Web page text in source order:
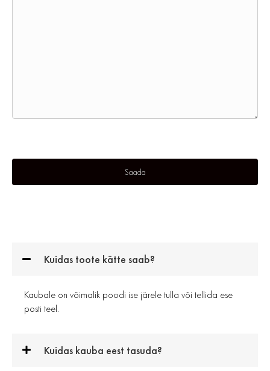
Kuidas toote kätte saab?
Kaubale on võimalik poodi ise järele tulla või tellida ese
posti teel.
Kuidas kauba eest tasuda?